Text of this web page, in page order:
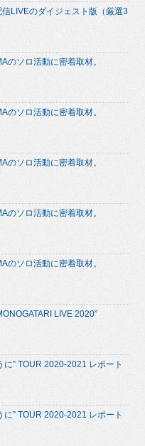
LIVEのダイジェスト版（厳選3
のソロ活動に密着取材。
のソロ活動に密着取材。
のソロ活動に密着取材。
のソロ活動に密着取材。
のソロ活動に密着取材。
LIVE 2020”
に” TOUR 2020-2021 レポート
に” TOUR 2020-2021 レポート